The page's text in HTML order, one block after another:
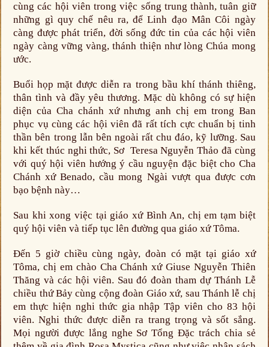
cùng các hội viên trong việc sống trung thành, tuân giữ
những gì quy chế nêu ra, để Linh đạo Mân Côi ngày
càng được phát triển, đời sống đức tin của các hội viên
ngày càng vững vàng, thánh thiện như lòng Chúa mong
ước.
Buổi họp mặt được diễn ra trong bầu khí thánh thiêng,
thân tình và đầy yêu thương. Mặc dù không có sự hiện
diện của Cha chánh xứ nhưng anh chị em trong Ban
phục vụ cùng các hội viên đã rất tích cực chuẩn bị tinh
thần bên trong lẫn bên ngoài rất chu đáo, kỹ lưỡng. Sau
khi kết thúc nghi thức, Sơ Teresa Nguyễn Thảo đã cùng
với quý hội viên hướng ý cầu nguyện đặc biệt cho Cha
Chánh xứ Benado, cầu mong Ngài vượt qua được cơn
bạo bệnh này…
Sau khi xong việc tại giáo xứ Bình An, chị em tạm biệt
quý hội viên và tiếp tục lên đường qua giáo xứ Tôma.
Đến 5 giờ chiều cùng ngày, đoàn có mặt tại giáo xứ
Tôma, chị em chào Cha Chánh xứ Giuse Nguyễn Thiên
Thăng và các hội viên. Sau đó đoàn tham dự Thánh Lễ
chiều thứ Bảy cùng cộng đoàn Giáo xứ, sau Thánh lễ chị
em thực hiện nghi thức gia nhập Tập viên cho 83 hội
viên. Nghi thức được diễn ra trang trọng và sốt sắng.
Mọi người được lắng nghe Sơ Tổng Đặc trách chia sẻ